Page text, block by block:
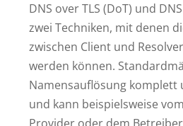
DNS over TLS (DoT) und
zwei Techniken, mit denen
zwischen Client und
werden können.
Namensauflösung komplett
und kann beispielsweise